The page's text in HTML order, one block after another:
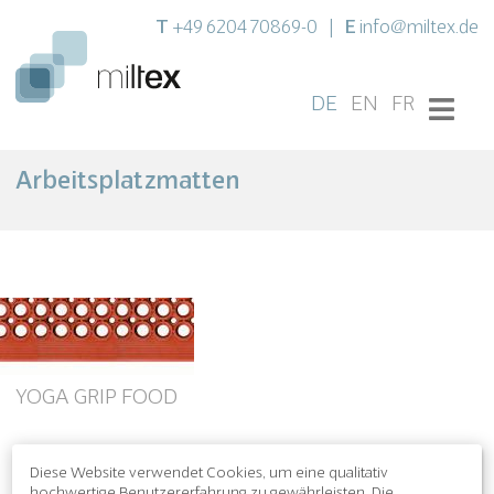
T +49 6204 70869-0 E info@miltex.de
DE EN FR
Arbeitsplatzmatten
YOGA GRIP FOOD
Diese Website verwendet Cookies, um eine qualitativ